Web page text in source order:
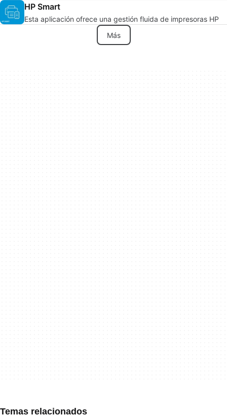
HP Smart
Esta aplicación ofrece una gestión fluida de impresoras HP
Más
Temas relacionados